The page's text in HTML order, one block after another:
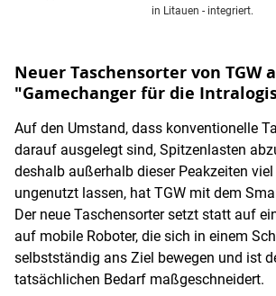
in Litauen - integriert.
Neuer Taschensorter von TGW
"Gamechanger für die
Auf den Umstand, dass konventionelle
darauf ausgelegt sind, Spitzenlasten
deshalb außerhalb dieser Peakzeiten
ungenutzt lassen, hat TGW mit dem
Der neue Taschensorter setzt statt auf
auf mobile Roboter, die sich in einem
selbstständig ans Ziel bewegen und ist
tatsächlichen Bedarf maßgeschneidert.